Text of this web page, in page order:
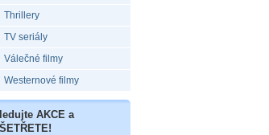
Thrillery
TV seriály
Válečné filmy
Westernové filmy
AKCE a